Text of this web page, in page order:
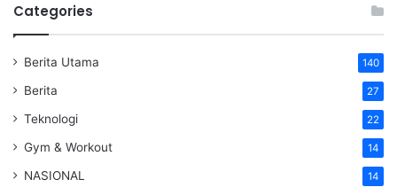
Categories
Berita Utama 140
Berita 27
Teknologi 22
Gym & Workout 14
NASIONAL 14